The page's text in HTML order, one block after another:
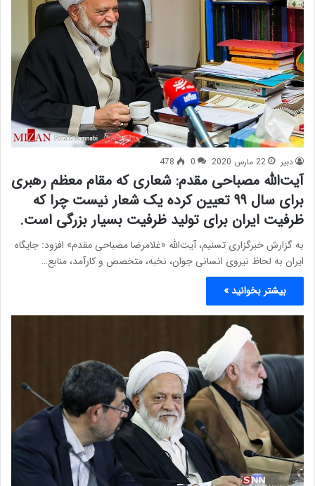
دبیر 22 مارس 2020 0
478
آیت‌الله مصباحی مقدم: شعاری که مقام معظم رهبری
برای سال ۹۹ تعیین کرده یک شعار نیست چرا که
ظرفیت ایران برای تولید ظرفیت بسیار بزرگی است.
به گزارش خبرگزاری تسنیم، آیت‌الله «غلامرضا مصباحی مقدم» افزود: جایگاه
ایران به لحاظ نیروی انسانی جوان، نخبه، متخصص و کارآمد، منابع…
بیشتر بخوانید »